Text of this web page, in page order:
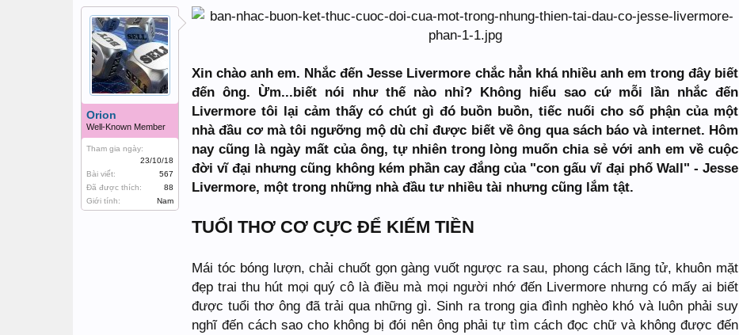
Orion
Well-Known Member
Tham gia ngày:
23/10/18
Bài viết:
567
Đã được thích:
88
Giới tính:
Nam
Xin chào anh em. Nhắc đến Jesse Livermore chắc hẳn khá nhiều anh em trong đây biết
đến ông. Ừm...biết nói như thế nào nhỉ? Không hiểu sao cứ mỗi lần nhắc đến
Livermore tôi lại cảm thấy có chút gì đó buồn buồn, tiếc nuối cho số phận của một
nhà đầu cơ mà tôi ngưỡng mộ dù chỉ được biết về ông qua sách báo và internet. Hôm
nay cũng là ngày mất của ông, tự nhiên trong lòng muốn chia sẻ với anh em về cuộc
đời vĩ đại nhưng cũng không kém phần cay đắng của "con gấu vĩ đại phố Wall" - Jesse
Livermore, một trong những nhà đầu tư nhiều tài nhưng cũng lắm tật.
TUỔI THƠ CƠ CỰC ĐỂ KIẾM TIỀN
Mái tóc bóng lượn, chải chuốt gọn gàng vuốt ngược ra sau, phong cách lãng tử, khuôn mặt
đẹp trai thu hút mọi quý cô là điều mà mọi người nhớ đến Livermore nhưng có mấy ai biết
được tuổi thơ ông đã trải qua những gì. Sinh ra trong gia đình nghèo khó và luôn phải suy
nghĩ đến cách sao cho không bị đói nên ông phải tự tìm cách đọc chữ và không được đến